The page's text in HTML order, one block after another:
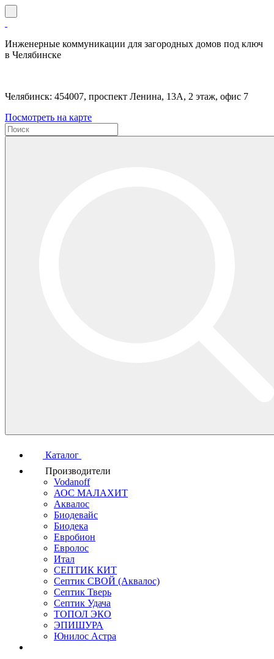
Инженерные коммуникации для загородных домов под ключ
в Челябинске
Челябинск: 454007, проспект Ленина, 13А, 2 этаж, офис 7
Посмотреть на карте
Каталог
Производители
Vodanoff
АОС МАЛАХИТ
Аквалос
Биодевайс
Биодека
Евробион
Евролос
Итал
СЕПТИК КИТ
Септик СВОЙ (Аквалос)
Септик Тверь
Септик Удача
ТОПОЛ ЭКО
ЭПИШУРА
Юнилос Астра